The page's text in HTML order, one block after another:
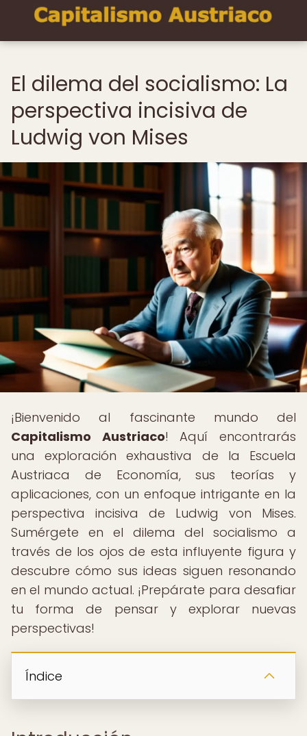
El dilema del socialismo: La
perspectiva incisiva de
Ludwig von Mises
¡Bienvenido al fascinante mundo del
Capitalismo Austriaco! Aquí encontrarás
una exploración exhaustiva de la Escuela
Austriaca de Economía, sus teorías y
aplicaciones, con un enfoque intrigante en la
perspectiva incisiva de Ludwig von Mises.
Sumérgete en el dilema del socialismo a
través de los ojos de esta influyente figura y
descubre cómo sus ideas siguen resonando
en el mundo actual. ¡Prepárate para desafiar
tu forma de pensar y explorar nuevas
perspectivas!
Índice